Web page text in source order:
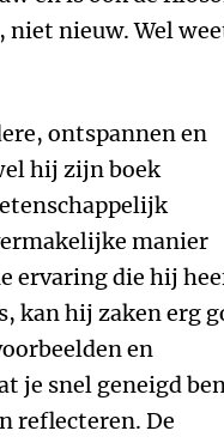
nieuw. Wel
ontspannen en
hij zijn boek
manier
ervaring die hij
kan hij zaken erg
en
je snel geneigd
reflecteren. De